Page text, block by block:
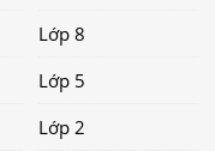
Lớp 8
Lớp 5
Lớp 2